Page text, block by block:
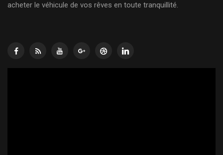
acheter le véhicule de vos rêves en toute tranquillité.